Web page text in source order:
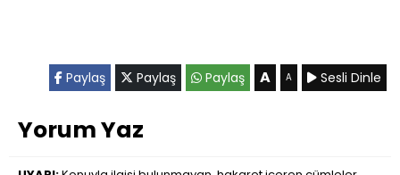
Paylaş Paylaş Paylaş A A Sesli Dinle
Yorum Yaz